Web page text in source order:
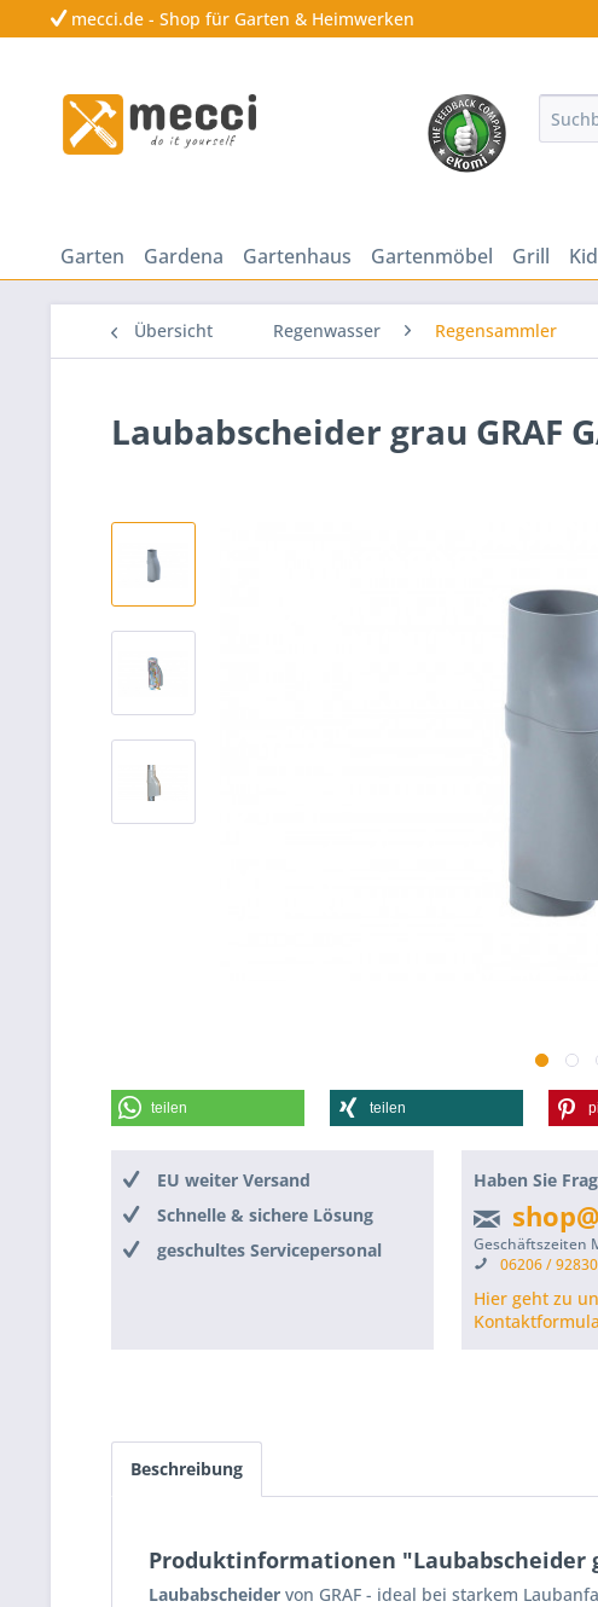
mecci.de - Shop für Garten & Heimwerken
Garten Gardena Gartenhaus Gartenmöbel Grill
Übersicht Regenwasser Regensammler
Laubabscheider grau GRAF
teilen teilen
EU weiter Versand
Schnelle & sichere Lösung
geschultes Servicepersonal
Haben Sie
Geschäftszeiten
06206 / 92830
Hier geht zu
Beschreibung
Produktinformationen "Laubabscheider
Laubabscheider von GRAF - ideal bei starkem